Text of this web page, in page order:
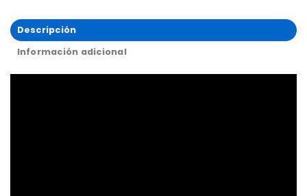
Descripción
Información adicional